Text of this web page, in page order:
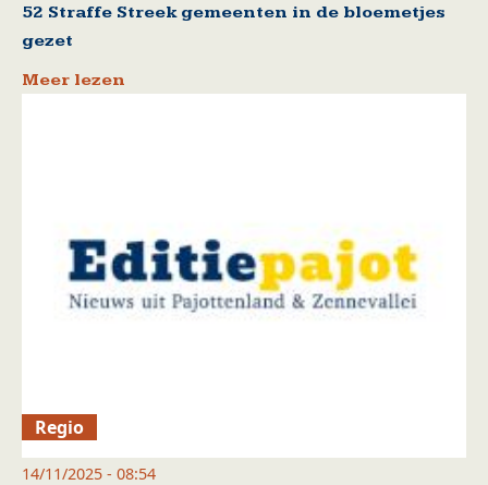
52 Straffe Streek gemeenten in de bloemetjes
gezet
Meer lezen
Regio
14/11/2025 - 08:54